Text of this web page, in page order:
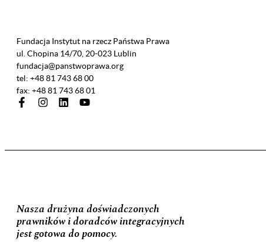
Fundacja Instytut na rzecz Państwa Prawa
ul. Chopina 14/70, 20-023 Lublin
fundacja@panstwoprawa.org
tel: +48 81 743 68 00
fax: +48 81 743 68 01
Nasza drużyna doświadczonych
prawników i doradców integracyjnych
jest gotowa do pomocy.